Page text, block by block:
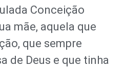
Conceição
mãe, aquela que
que sempre
de Deus e que tinha